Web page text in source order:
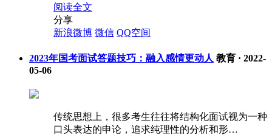
阅读全文
分享
新浪微博 微信 QQ空间
2023年国考面试答题技巧：融入感情更动人 教育 · 2022-
05-06
传统思想上，很多考生往往将结构化面试视为一种
口头表达的申论，追求纯理性的分析和形…